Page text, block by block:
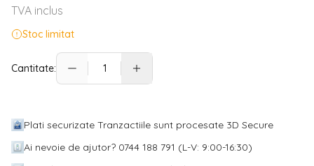
TVA inclus
Stoc limitat
Cantitate:
Plati securizate Tranzactiile sunt procesate 3D Secure
Ai nevoie de ajutor? 0744 188 791 (L-V: 9:00-16:30)